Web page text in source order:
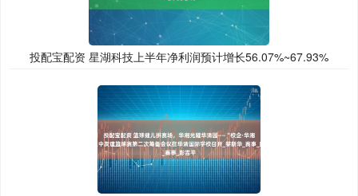
投配宝配资 星湖科技上半年净利润预计增长56.07%~67.93%